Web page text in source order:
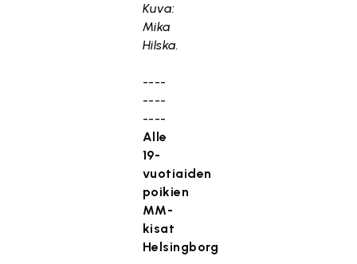
Kuva:
Mika
Hilska.
----
----
----
Alle
19-
vuotiaiden
poikien
MM-
kisat
Helsingborg